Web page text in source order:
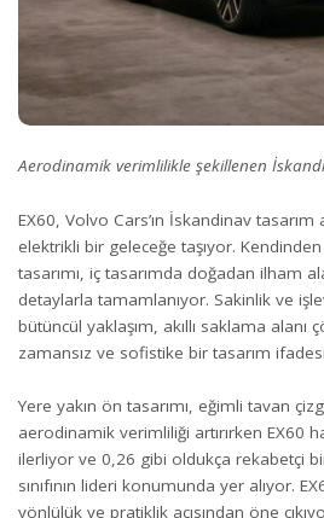
Aerodinamik verimlilikle şekillenen
EX60, Volvo Cars’ın İskandinav tasarım
elektrikli bir geleceğe taşıyor.
tasarımı, iç tasarımda doğadan ilham
detaylarla tamamlanıyor. Sakinlik ve
bütüncül yaklaşım, akıllı saklama alanı
zamansız ve sofistike bir tasarım
Yere yakın ön tasarımı, eğimli tavan
aerodinamik verimliliği artırırken EX60
ilerliyor ve 0,26 gibi oldukça rekabetçi
sınıfının lideri konumunda yer alıyor.
yönlülük ve pratiklik açısından öne